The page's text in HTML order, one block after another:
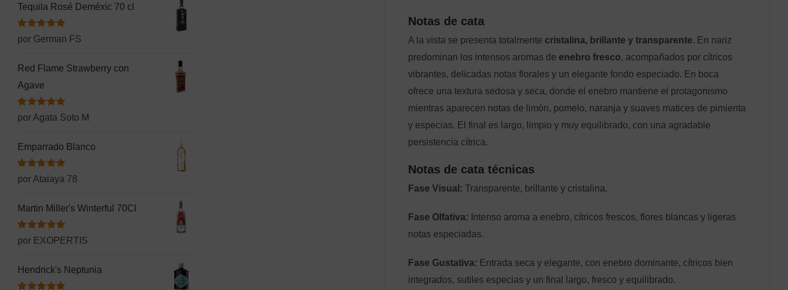
Notas de cata
A la vista se presenta totalmente cristalina, brillante y transparente. En nariz
predominan los intensos aromas de enebro fresco, acompañados por cítricos
vibrantes, delicadas notas florales y un elegante fondo especiado. En boca
ofrece una textura sedosa y seca, donde el enebro mantiene el protagonismo
mientras aparecen notas de limón, pomelo, naranja y suaves matices de pimienta
y especias. El final es largo, limpio y muy equilibrado, con una agradable
persistencia cítrica.
Notas de cata técnicas
Fase Visual: Transparente, brillante y cristalina.
Fase Olfativa: Intenso aroma a enebro, cítricos frescos, flores blancas y ligeras
notas especiadas.
Fase Gustativa: Entrada seca y elegante, con enebro dominante, cítricos bien
integrados, sutiles especias y un final largo, fresco y equilibrado.
Tequila Rosé Deméxic 70 cl
Valorado
con
por German FS
Red Flame Strawberry con
Agave
Valorado
con
de 5
por Agata Soto M
Emparrado Blanco
Valorado
con
por Atalaya 78
Martin Miller's Winterful 70Cl
Valorado
con
por EXOPERTIS
Hendrick's Neptunia